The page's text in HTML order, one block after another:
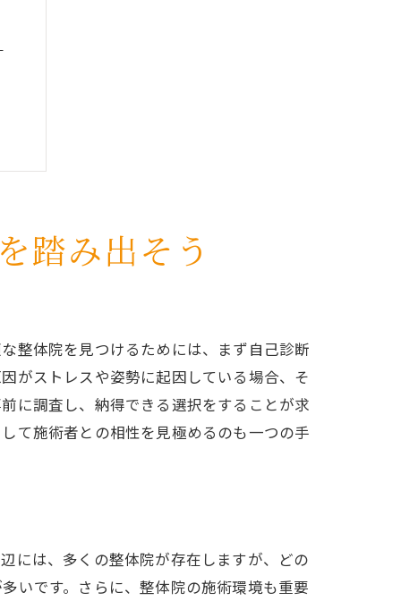
踏み出そう
整体院を見つけるためには、まず自己診断
がストレスや姿勢に起因している場合、そ
に調査し、納得できる選択をすることが求
て施術者との相性を見極めるのも一つの手
には、多くの整体院が存在しますが、どの
いです。さらに、整体院の施術環境も重要